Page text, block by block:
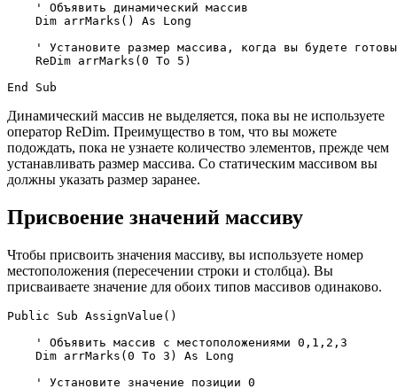
    ' Объявить динамический массив
    Dim arrMarks() As Long
    ' Установите размер массива, когда вы будете готовы
    ReDim arrMarks(0 To 5)
Динамический массив не выделяется, пока вы не используете
оператор ReDim. Преимущество в том, что вы можете
подождать, пока не узнаете количество элементов, прежде чем
устанавливать размер массива. Со статическим массивом вы
должны указать размер заранее.
Присвоение значений массиву
Чтобы присвоить значения массиву, вы используете номер
местоположения (пересечении строки и столбца). Вы
присваиваете значение для обоих типов массивов одинаково.
Public Sub AssignValue()
    ' Объявить массив с местоположениями 0,1,2,3
    Dim arrMarks(0 To 3) As Long
    ' Установите значение позиции 0